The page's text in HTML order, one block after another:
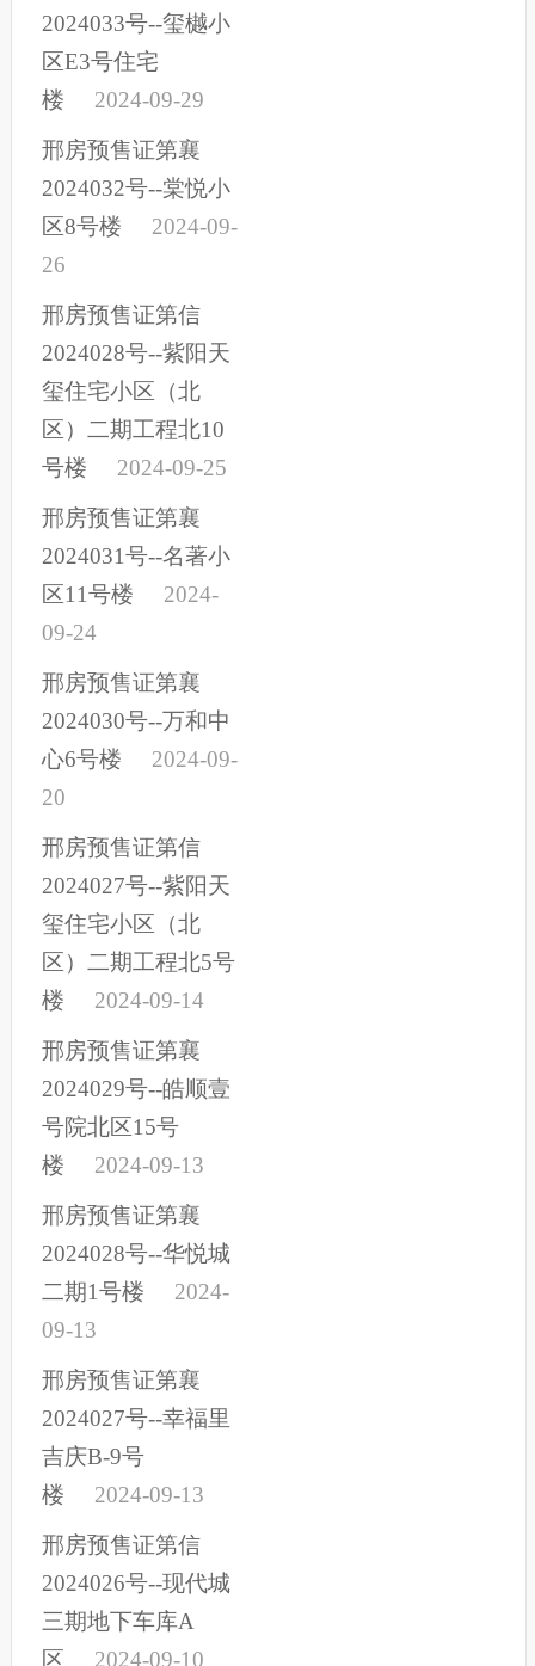
2024033号--玺樾小
区E3号住宅
楼
2024-09-29
邢房预售证第襄
2024032号--棠悦小
区8号楼
2024-09-
26
邢房预售证第信
2024028号--紫阳天
玺住宅小区（北
区）二期工程北10
号楼
2024-09-25
邢房预售证第襄
2024031号--名著小
区11号楼
2024-
09-24
邢房预售证第襄
2024030号--万和中
心6号楼
2024-09-
20
邢房预售证第信
2024027号--紫阳天
玺住宅小区（北
区）二期工程北5号
楼
2024-09-14
邢房预售证第襄
2024029号--皓顺壹
号院北区15号
楼
2024-09-13
邢房预售证第襄
2024028号--华悦城
二期1号楼
2024-
09-13
邢房预售证第襄
2024027号--幸福里
吉庆B-9号
楼
2024-09-13
邢房预售证第信
2024026号--现代城
三期地下车库A
区
2024-09-10